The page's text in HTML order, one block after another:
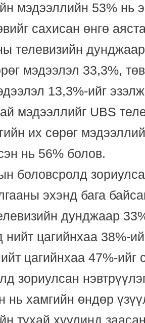
мэдээллийн 53% нь
сахисан өнгө
телевизийн
мэдээлэл 33,3%,
13,3%-ийг
мэдээллийг UBS
их сөрөг
нь 56% болов.
боловсролд
эхэнд бага
дунджаар
нийт цагийнхаа 38%-
цагийнхаа 47%-ийг
зориулсан
нь хамгийн өндөр
тухай хуулинд